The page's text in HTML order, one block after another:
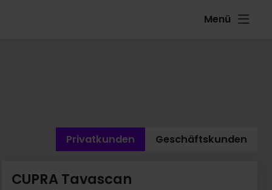
Menü
Privatkunden Geschäftskunden
CUPRA Tavascan